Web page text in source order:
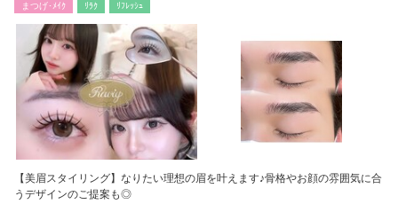
まつげ･ﾒｲｸ ﾘﾗｸ ﾘﾌﾚｯｼｭ
【美眉スタイリング】なりたい理想の眉を叶えます♪骨格やお顔の雰囲気に合
うデザインのご提案も◎